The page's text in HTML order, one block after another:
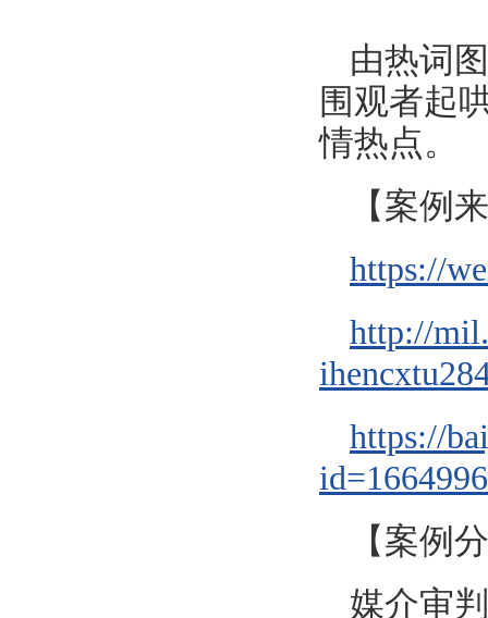
由热词
围观者起
情热点。
【案例
https://
http://
https://
【案例
媒介审